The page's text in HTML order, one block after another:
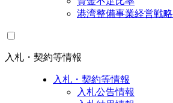
港湾整備事業経営戦略
入札・契約等情報
入札・契約等情報
入札公告情報